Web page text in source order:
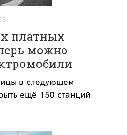
платных
можно
в следующем
ещё 150 станций